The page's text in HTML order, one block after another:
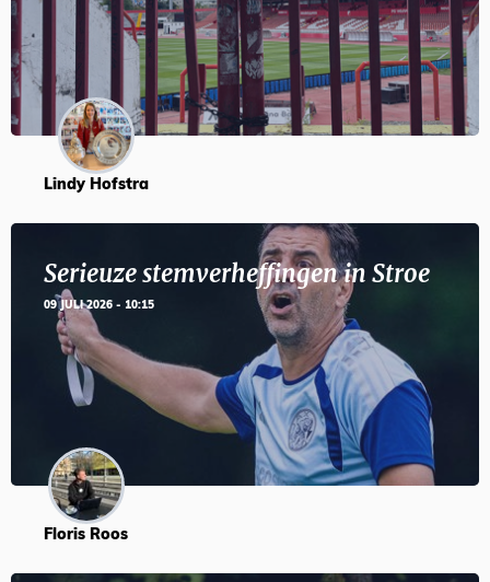
Lindy Hofstra
Serieuze stemverheffingen in Stroe
09 JULI 2026 - 10:15
Floris Roos